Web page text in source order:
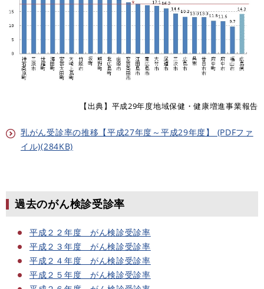
【出典】平成29年度地域保健・健康増進事業報告
乳がん受診率の推移【平成27年度～平成29年度】 (PDFファ
イル)(284KB)
過去のがん検診受診率
平成２２年度 がん検診受診率
平成２３年度 がん検診受診率
平成２４年度 がん検診受診率
平成２５年度 がん検診受診率